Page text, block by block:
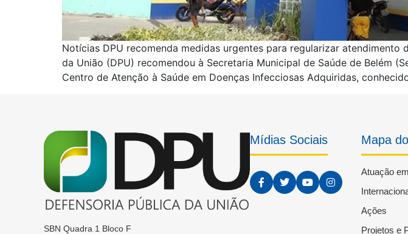
Notícias DPU recomenda medidas urgentes para regularizar atendimento
da União (DPU) recomendou à Secretaria Municipal de Saúde de Belém
Centro de Atenção à Saúde em Doenças Infecciosas Adquiridas,
SBN Quadra 1 Bloco F
Mídias Sociais Mapa
Atuação
Ações
Projetos e